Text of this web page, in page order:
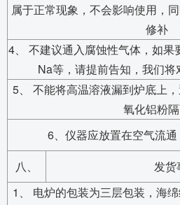
属于正常现象，不会影响使用，
修补
4、 不建议通入腐蚀性气体，如果
Na等，请提前告知，我们
5、 不能将高温溶液漏到炉底上
氧化铝粉
6、仪器应放置在空气流通
八、
发货
1、 电炉的包装为三层包装，海